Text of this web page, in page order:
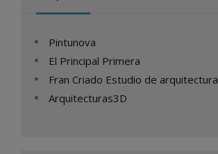
Pintunova
El Principal Primera
Fran Criado Estudio de arquitectura
Arquitecturas3D